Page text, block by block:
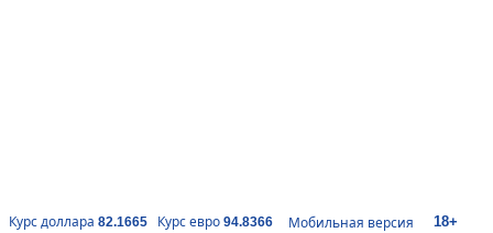
Курс доллара 82.1665 Курс евро 94.8366 Мобильная версия 18+